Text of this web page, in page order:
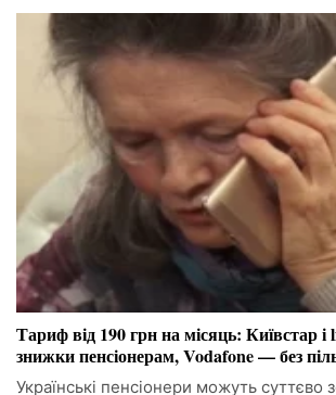
Тариф від 190 грн на місяць: Київстар
знижки пенсіонерам, Vodafone — без
Українські пенсіонери можуть суттєво